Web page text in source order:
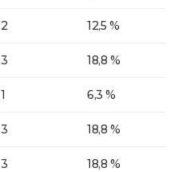
2 12,5 %
3 18,8 %
1 6,3 %
3 18,8 %
3 18,8 %